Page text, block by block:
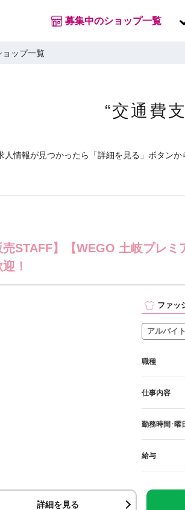
募集中のショップ一覧
ョップ一覧
“交通費
情報が見つかったら「詳細を見る」ボタンか
売STAFF】【WEGO 土岐プレ
！
ファッ
アルバイト
職種
仕事内容
勤務時間･曜
給与
詳細を見る